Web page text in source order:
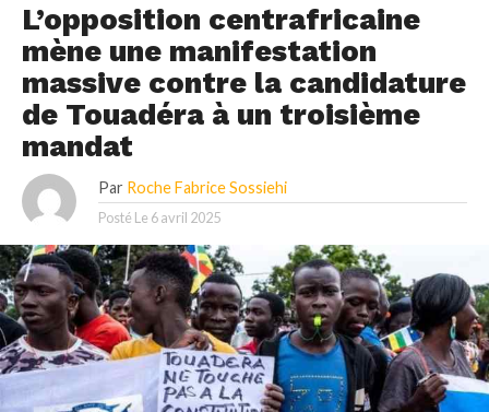
L’opposition centrafricaine
mène une manifestation
massive contre la candidature
de Touadéra à un troisième
mandat
Par Roche Fabrice Sossiehi
Posté Le 6 avril 2025